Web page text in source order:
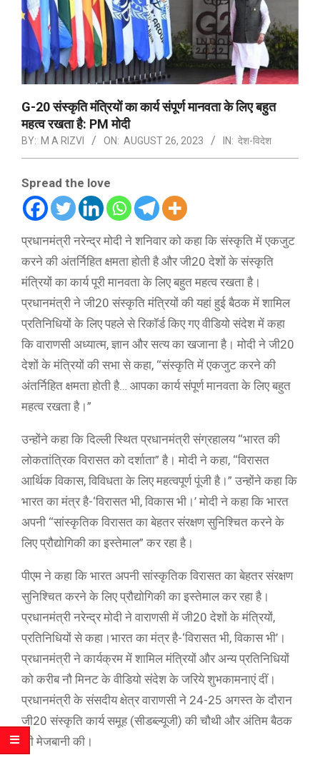
G-20 संस्कृति मंत्रियों का कार्य संपूर्ण मानवता के लिए बहुत
महत्व रखता है: PM मोदी
BY: M A RIZVI ON: AUGUST 26, 2023 IN: देश-विदेश
Spread the love
प्रधानमंत्री नरेन्द्र मोदी ने शनिवार को कहा कि संस्कृति में एकजुट
करने की अंतर्निहित क्षमता होती है और जी20 देशों के संस्कृति
मंत्रियों का कार्य पूरी मानवता के लिए बहुत महत्व रखता है।
प्रधानमंत्री ने जी20 संस्कृति मंत्रियों की यहां हुई बैठक में शामिल
प्रतिनिधियों के लिए पहले से रिकॉर्ड किए गए वीडियो संदेश में कहा
कि वाराणसी अध्यात्म, ज्ञान और सत्य का खजाना है। मोदी ने जी20
देशों के मंत्रियों की सभा से कहा, ‘‘संस्कृति में एकजुट करने की
अंतर्निहित क्षमता होती है… आपका कार्य संपूर्ण मानवता के लिए बहुत
महत्व रखता है।”
उन्होंने कहा कि दिल्ली स्थित प्रधानमंत्री संग्रहालय ‘‘भारत की
लोकतांत्रिक विरासत को दर्शाता” है। मोदी ने कहा, ‘‘विरासत
आर्थिक विकास, विविधता के लिए महत्वपूर्ण पूंजी है।” उन्होंने कहा कि
भारत का मंत्र है-‘विरासत भी, विकास भी।’ मोदी ने कहा कि भारत
अपनी ‘‘सांस्कृतिक विरासत का बेहतर संरक्षण सुनिश्चित करने के
लिए प्रौद्योगिकी का इस्तेमाल” कर रहा है।
पीएम ने कहा कि भारत अपनी सांस्कृतिक विरासत का बेहतर संरक्षण
सुनिश्चित करने के लिए प्रौद्योगिकी का इस्तेमाल कर रहा है।
प्रधानमंत्री नरेन्द्र मोदी ने वाराणसी में जी20 देशों के मंत्रियों,
प्रतिनिधियों से कहा।भारत का मंत्र है-‘विरासत भी, विकास भी’।
प्रधानमंत्री ने कार्यक्रम में शामिल मंत्रियों और अन्य प्रतिनिधियों
को करीब नौ मिनट के वीडियो संदेश के जरिये शुभकामनाएं दीं।
प्रधानमंत्री के संसदीय क्षेत्र वाराणसी ने 24-25 अगस्त के दौरान
जी20 संस्कृति कार्य समूह (सीडब्ल्यूजी) की चौथी और अंतिम बैठक
की मेजबानी की।